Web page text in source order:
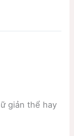
giản thể hay